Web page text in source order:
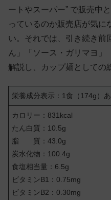
ートやスーパー” で販売中
っているのか販売店が気に
い。それでは、引き続き前
ん」「ソース・ガリマヨ」
解説し、カップ麺としての
栄養成分表示：1食（174g）
カロリー：831kcal
たん白質：10.5g
脂 質：43.0g
炭水化物：100.4g
食塩相当量：6.5g
ビタミンB1：0.75mg
ビタミンB2：0.30mg